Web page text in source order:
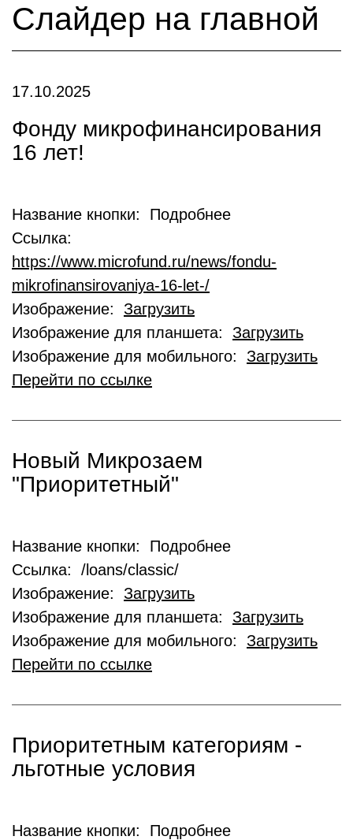
Слайдер на главной
17.10.2025
Фонду микрофинансирования
16 лет!
Название кнопки: Подробнее
Ссылка:
https://www.microfund.ru/news/fondu-
mikrofinansirovaniya-16-let-/
Изображение: Загрузить
Изображение для планшета: Загрузить
Изображение для мобильного: Загрузить
Перейти по ссылке
Новый Микрозаем
"Приоритетный"
Название кнопки: Подробнее
Ссылка: /loans/classic/
Изображение: Загрузить
Изображение для планшета: Загрузить
Изображение для мобильного: Загрузить
Перейти по ссылке
Приоритетным категориям -
льготные условия
Название кнопки: Подробнее